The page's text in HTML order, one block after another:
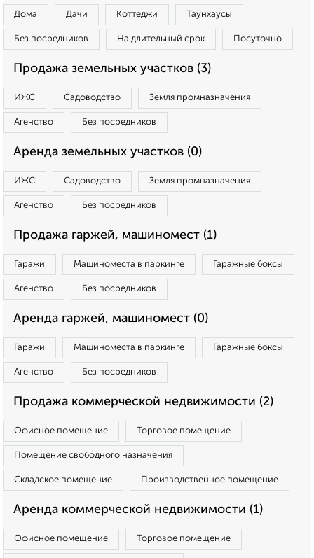
Дома Дачи Коттеджи Таунхаусы
Без посредников На длительный срок Посуточно
Продажа земельных участков (3)
ИЖС Садоводство Земля промназначения
Агенство Без посредников
Аренда земельных участков (0)
ИЖС Садоводство Земля промназначения
Агенство Без посредников
Продажа гаржей, машиномест (1)
Гаражи Машиноместа в паркинге Гаражные боксы
Агенство Без посредников
Аренда гаржей, машиномест (0)
Гаражи Машиноместа в паркинге Гаражные боксы
Агенство Без посредников
Продажа коммерческой недвижимости (2)
Офисное помещение Торговое помещение
Помещение свободного назначения
Складское помещение Производственное помещение
Аренда коммерческой недвижимости (1)
Офисное помещение Торговое помещение